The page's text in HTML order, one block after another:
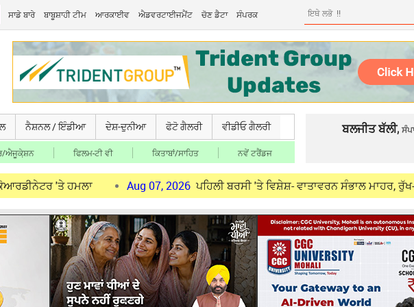
ਸਾਡੇ ਬਾਰੇ ਬਾਬੂਸ਼ਾਹੀ ਟੀਮ ਆਰਕਾਈਵ ਐਡਵਰਟਾਈਜਮੈਂਟ ਚੋਣ ਡੈਟਾ ਸੰਪਰਕ
ਨੈਸ਼ਨਲ / ਇੰਡੀਆ ਦੇਸ਼-ਦੁਨੀਆ ਫੋਟੋ ਗੈਲਰੀ ਵੀਡੀਓ ਗੈਲਰੀ
ਐਜੂਕੇ਼ਸ਼ਨ ਫਿਲਮ-ਟੀ ਵੀ ਕਿਤਾਬਾਂ/ਸਾਹਿਤ ਨਵੇਂ ਟਰੈਂਡਜ
ਬਲਜੀਤ ਬੱਲੀ,
ਹਮਲਾ Aug 07, 2026 ਪਹਿਲੀ ਬਰਸੀ 'ਤੇ ਵਿਸ਼ੇਸ਼- ਵਾਤਾਵਰਨ ਸੰਭਾਲ ਮਾਹਰ, ਰੁੱਖ-ਪ੍ਰੇਮੀ